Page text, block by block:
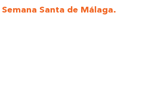
Semana Santa de Málaga.